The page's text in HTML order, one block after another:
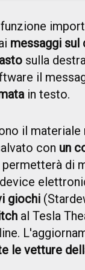
messaggi sul
sulla
il
in testo.
il materiale
con un
permetterà di
giochi
al Tesla
le vetture